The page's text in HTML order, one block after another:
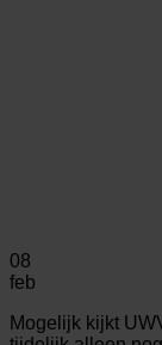
08
feb
Mogelijk kijkt